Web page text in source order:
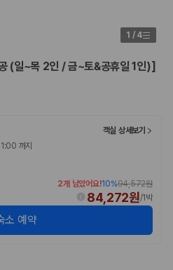
에서 어떻게 하나요?
하면 제주도 렌트카 업체별 가격, 차종,
할 수 있나요?
도 함께 비교할 수 있나요?
카를 비교해야 하나요?
가격비교
1 / 4
(일~목 2인 / 금~토&공휴일 1인)]
객실 상세보기
까지
2개 남았어요!10%94,572원
84,272원/1박
소 예약